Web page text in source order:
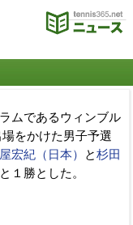
ムであるウィンブル
をかけた男子予選
宏紀（日本） と杉田
１勝とした。